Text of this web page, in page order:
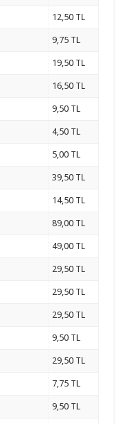
12,50 TL
9,75 TL
19,50 TL
16,50 TL
9,50 TL
4,50 TL
5,00 TL
39,50 TL
14,50 TL
89,00 TL
49,00 TL
29,50 TL
29,50 TL
29,50 TL
9,50 TL
29,50 TL
7,75 TL
9,50 TL